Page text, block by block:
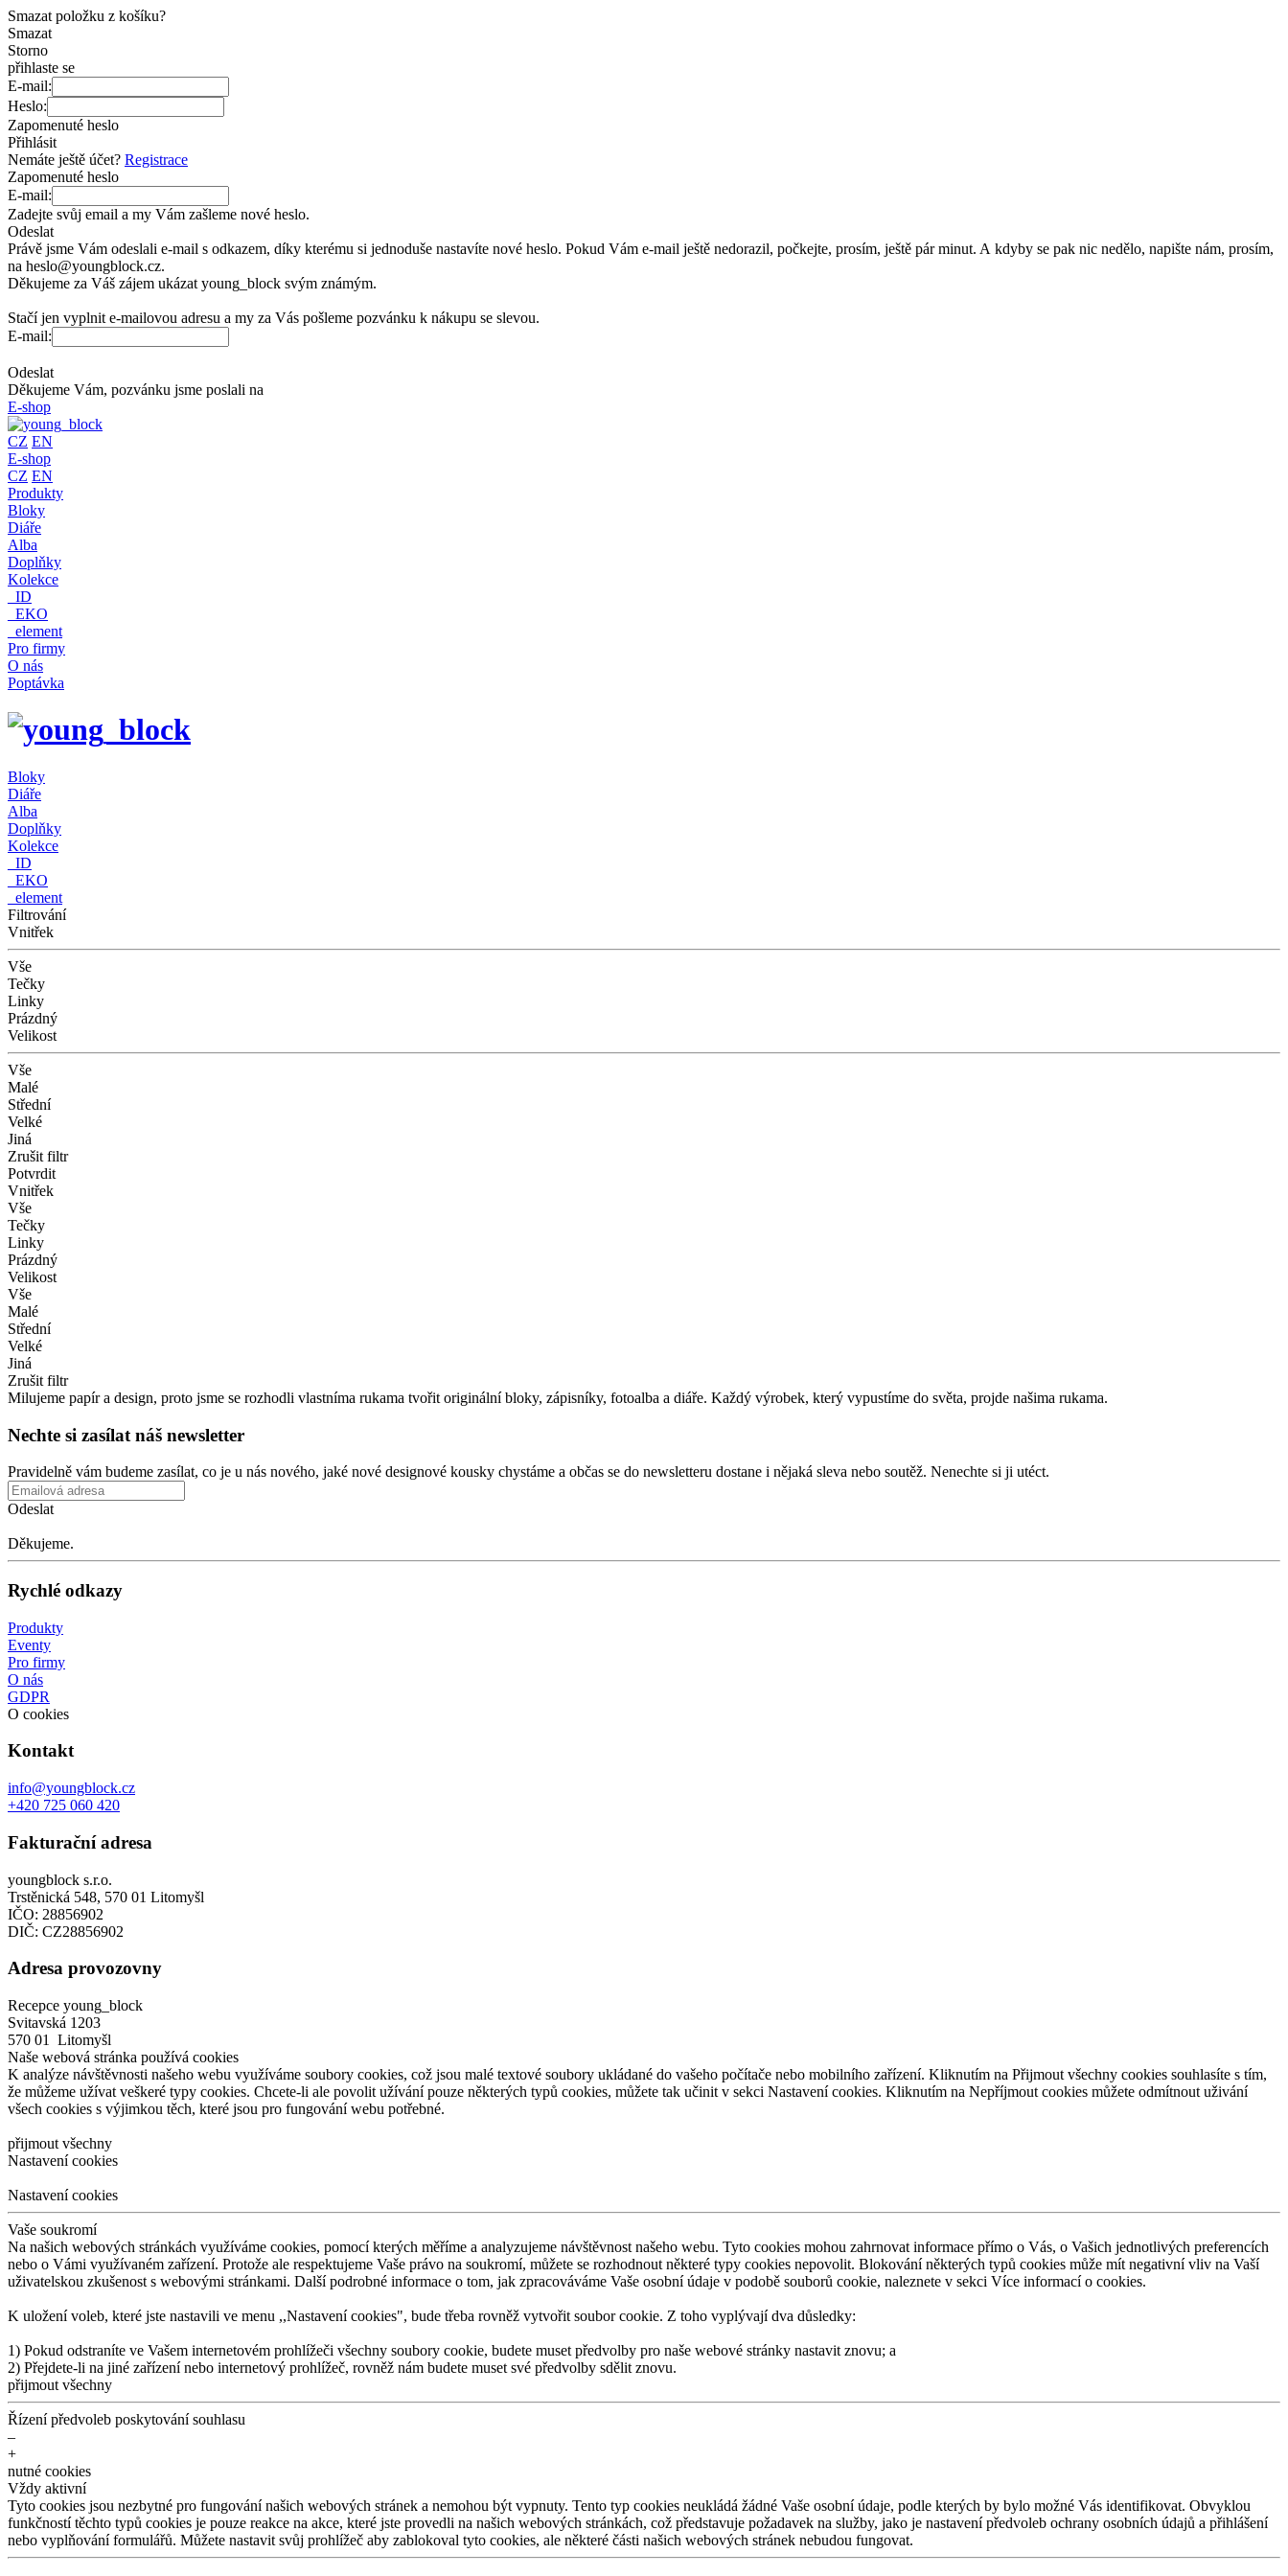
Smazat položku z košíku?
Smazat
Storno
přihlaste se
E-mail:
Heslo:
Zapomenuté heslo
Přihlásit
Nemáte ještě účet? Registrace
Zapomenuté heslo
E-mail:
Zadejte svůj email a my Vám zašleme nové heslo.
Odeslat
Právě jsme Vám odeslali e-mail s odkazem, díky kterému si jednoduše nastavíte nové heslo. Pokud Vám e-mail ještě nedorazil, počkejte, prosím, ještě pár minut. A kdyby se pak nic nedělo, napište nám, prosím,
na heslo@youngblock.cz.
Děkujeme za Váš zájem ukázat young_block svým známým.
Stačí jen vyplnit e-mailovou adresu a my za Vás pošleme pozvánku k nákupu se slevou.
E-mail:
Odeslat
Děkujeme Vám, pozvánku jsme poslali na
E-shop
CZ EN
E-shop
CZ EN
Produkty
Bloky
Diáře
Alba
Doplňky
Kolekce
_ID
_EKO
_element
Pro firmy
O nás
Poptávka
Bloky
Diáře
Alba
Doplňky
Kolekce
_ID
_EKO
_element
Filtrování
Vnitřek
Vše
Tečky
Linky
Prázdný
Velikost
Vše
Malé
Střední
Velké
Jiná
Zrušit filtr
Potvrdit
Vnitřek
Vše
Tečky
Linky
Prázdný
Velikost
Vše
Malé
Střední
Velké
Jiná
Zrušit filtr
Milujeme papír a design, proto jsme se rozhodli vlastníma rukama tvořit originální bloky, zápisníky, fotoalba a diáře. Každý výrobek, který vypustíme do světa, projde našima rukama.
Nechte si zasílat náš newsletter
Pravidelně vám budeme zasílat, co je u nás nového, jaké nové designové kousky chystáme a občas se do newsletteru dostane i nějaká sleva nebo soutěž. Nenechte si ji utéct.
Odeslat
Děkujeme.
Rychlé odkazy
Produkty
Eventy
Pro firmy
O nás
GDPR
O cookies
Kontakt
info@youngblock.cz
+420 725 060 420
Fakturační adresa
youngblock s.r.o.
Trstěnická 548, 570 01 Litomyšl
IČO: 28856902
DIČ: CZ28856902
Adresa provozovny
Recepce young_block
Svitavská 1203
570 01 Litomyšl
Naše webová stránka používá cookies
K analýze návštěvnosti našeho webu využíváme soubory cookies, což jsou malé textové soubory ukládané do vašeho počítače nebo mobilního zařízení. Kliknutím na Přijmout všechny cookies souhlasíte s tím,
že můžeme užívat veškeré typy cookies. Chcete-li ale povolit užívání pouze některých typů cookies, můžete tak učinit v sekci Nastavení cookies. Kliknutím na Nepříjmout cookies můžete odmítnout uživání
všech cookies s výjimkou těch, které jsou pro fungování webu potřebné.
přijmout všechny
Nastavení cookies
Nastavení cookies
Vaše soukromí
Na našich webových stránkách využíváme cookies, pomocí kterých měříme a analyzujeme návštěvnost našeho webu. Tyto cookies mohou zahrnovat informace přímo o Vás, o Vašich jednotlivých preferencích
nebo o Vámi využívaném zařízení. Protože ale respektujeme Vaše právo na soukromí, můžete se rozhodnout některé typy cookies nepovolit. Blokování některých typů cookies může mít negativní vliv na Vaší
uživatelskou zkušenost s webovými stránkami. Další podrobné informace o tom, jak zpracováváme Vaše osobní údaje v podobě souborů cookie, naleznete v sekci Více informací o cookies.
K uložení voleb, které jste nastavili ve menu ,,Nastavení cookies", bude třeba rovněž vytvořit soubor cookie. Z toho vyplývají dva důsledky:
1) Pokud odstraníte ve Vašem internetovém prohlížeči všechny soubory cookie, budete muset předvolby pro naše webové stránky nastavit znovu; a
2) Přejdete-li na jiné zařízení nebo internetový prohlížeč, rovněž nám budete muset své předvolby sdělit znovu.
přijmout všechny
Řízení předvoleb poskytování souhlasu
–
+
nutné cookies
Vždy aktivní
Tyto cookies jsou nezbytné pro fungování našich webových stránek a nemohou být vypnuty. Tento typ cookies neukládá žádné Vaše osobní údaje, podle kterých by bylo možné Vás identifikovat. Obvyklou
funkčností těchto typů cookies je pouze reakce na akce, které jste provedli na našich webových stránkách, což představuje požadavek na služby, jako je nastavení předvoleb ochrany osobních údajů a přihlášení
nebo vyplňování formulářů. Můžete nastavit svůj prohlížeč aby zablokoval tyto cookies, ale některé části našich webových stránek nebudou fungovat.